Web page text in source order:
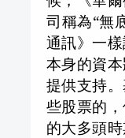
司稱為“無
通訊》一
本身的資
提供支持
些股票的
的大多頭